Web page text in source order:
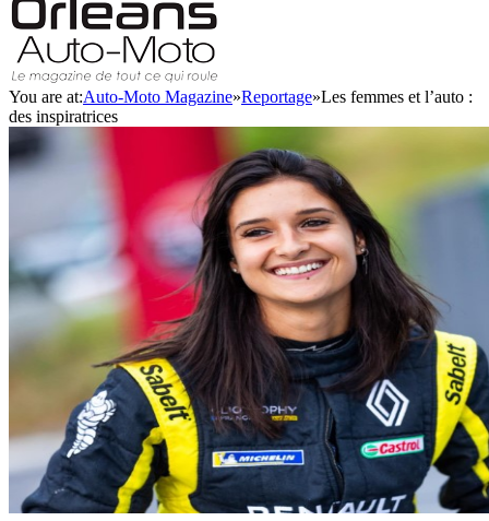
You are at:Auto-Moto Magazine»Reportage»Les femmes et l’auto :
des inspiratrices